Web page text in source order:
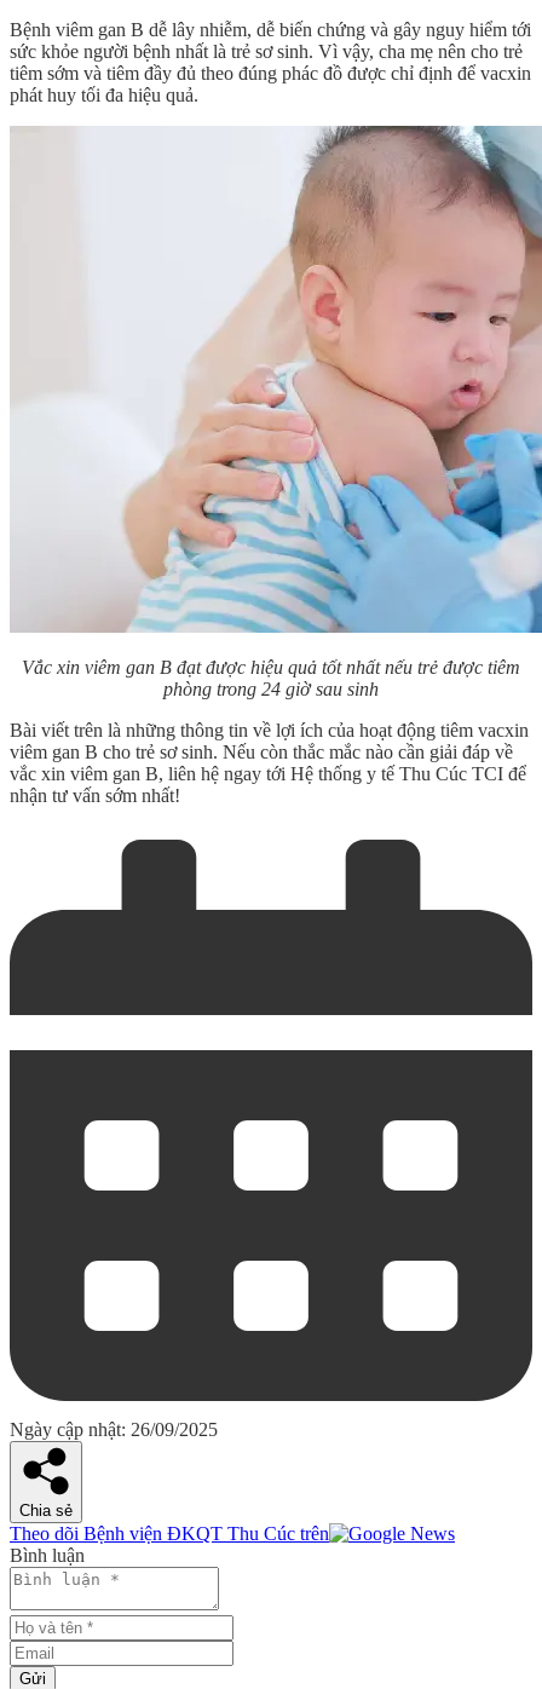
Bệnh viêm gan B dễ lây nhiễm, dễ biến chứng và gây nguy hiểm tới
sức khỏe người bệnh nhất là trẻ sơ sinh. Vì vậy, cha mẹ nên cho trẻ
tiêm sớm và tiêm đầy đủ theo đúng phác đồ được chỉ định để vacxin
phát huy tối đa hiệu quả.
Vắc xin viêm gan B đạt được hiệu quả tốt nhất nếu trẻ được tiêm
phòng trong 24 giờ sau sinh
Bài viết trên là những thông tin về lợi ích của hoạt động tiêm vacxin
viêm gan B cho trẻ sơ sinh. Nếu còn thắc mắc nào cần giải đáp về
vắc xin viêm gan B, liên hệ ngay tới Hệ thống y tế Thu Cúc TCI để
nhận tư vấn sớm nhất!
Ngày cập nhật: 26/09/2025
Chia sẻ
Theo dõi Bệnh viện ĐKQT Thu Cúc trên
Bình luận
Gửi